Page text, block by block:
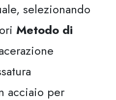
selezionando
Metodo di
acciaio per